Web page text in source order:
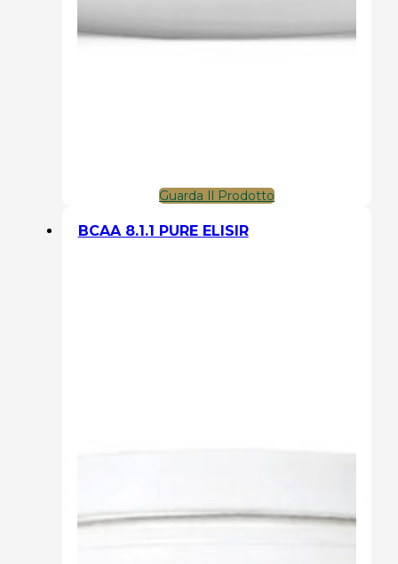
Guarda Il Prodotto
BCAA 8.1.1 PURE ELISIR